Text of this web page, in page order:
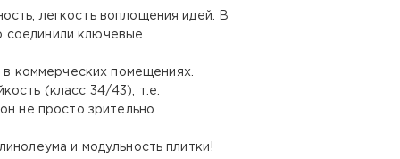
легкость воплощения идей. В
соединили ключевые
коммерческих помещениях.
(класс 34/43), т.е.
не просто зрительно
и модульность плитки!